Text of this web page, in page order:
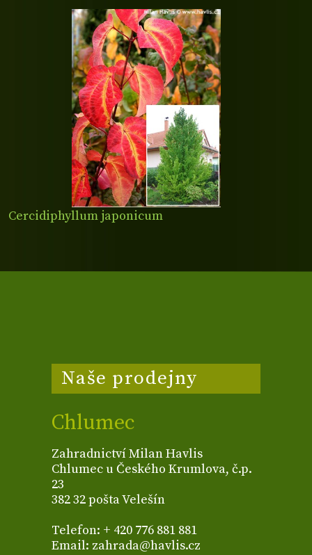
Cercidiphyllum japonicum
Naše prodejny
Chlumec
Zahradnictví Milan Havlis
Chlumec u Českého Krumlova, č.p.
23
382 32 pošta Velešín
Telefon: + 420 776 881 881
Email: zahrada@havlis.cz